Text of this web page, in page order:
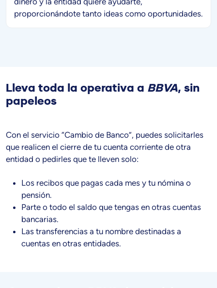
proporcionándote tanto ideas como oportunidades.
Lleva toda la operativa a BBVA, sin
papeleos
Con el servicio “Cambio de Banco”, puedes solicitarles
que realicen el cierre de tu cuenta corriente de otra
entidad o pedirles que te lleven solo:
Los recibos que pagas cada mes y tu nómina o
pensión.
Parte o todo el saldo que tengas en otras cuentas
bancarias.
Las transferencias a tu nombre destinadas a
cuentas en otras entidades.